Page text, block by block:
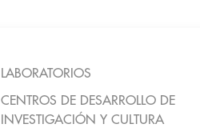
LABORATORIOS
CENTROS DE DESARROLLO DE
INVESTIGACIÓN Y CULTURA